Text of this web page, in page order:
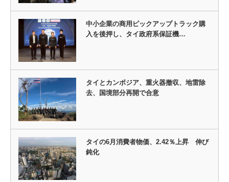
中小企業の商用ピックアップトラック購
入を後押し、タイ政府系保証機…
タイとカンボジア、重火器撤収、地雷除
去、国境部分再開で合意
タイの6月消費者物価、2.42％上昇 伸び
鈍化